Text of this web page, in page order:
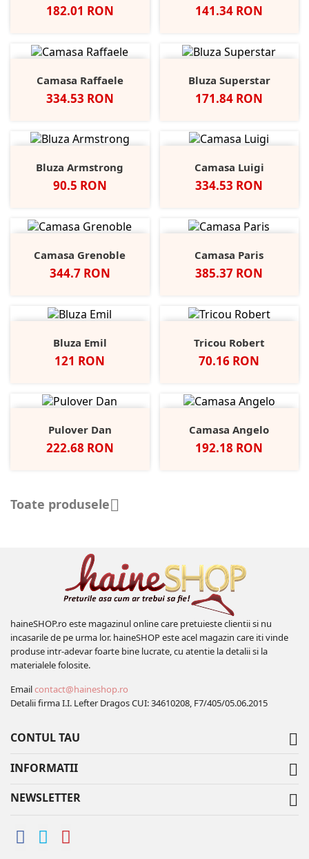
Pret
182.01 RON Pret
141.34 RON
Camasa Raffaele
Pret
334.53 RON
Bluza Superstar
Pret
171.84 RON
Bluza Armstrong
Pret
90.5 RON
Camasa Luigi
Pret
334.53 RON
Camasa Grenoble
Pret
344.7 RON
Camasa Paris
Pret
385.37 RON
Bluza Emil
Pret
121 RON
Tricou Robert
Pret
70.16 RON
Pulover Dan
Pret
222.68 RON
Camasa Angelo
Pret
192.18 RON
Toate produsele
haineSHOP.ro este magazinul online care pretuieste clientii si nu
incasarile de pe urma lor. haineSHOP este acel magazin care iti vinde
produse intr-adevar foarte bine lucrate, cu atentie la detalii si la
materialele folosite.
Emailcontact@haineshop.ro
Detalii firma I.I. Lefter Dragos CUI: 34610208, F7/405/05.06.2015
CONTUL TAU 
INFORMATII 
NEWSLETTER 